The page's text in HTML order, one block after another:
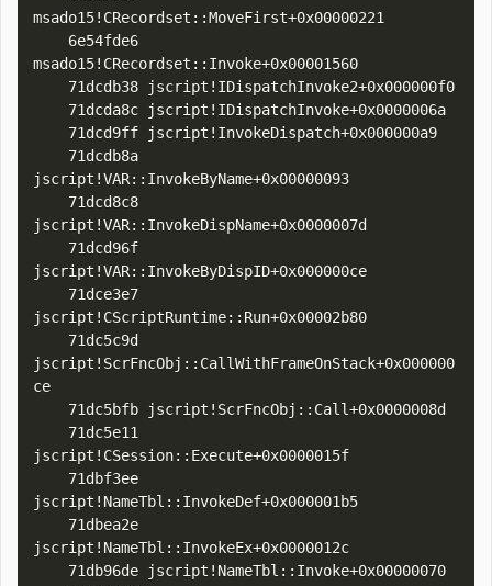
msado15!CRecordset::MoveFirst+0x00000221
msado15!CRecordset::Invoke+0x00001560
jscript!VAR::InvokeByName+0x00000093
jscript!VAR::InvokeDispName+0x0000007d
jscript!VAR::InvokeByDispID+0x000000ce
jscript!CScriptRuntime::Run+0x00002b80
jscript!ScrFncObj::CallWithFrameOnStack+0x000000
ce
jscript!CSession::Execute+0x0000015f
jscript!NameTbl::InvokeDef+0x000001b5
jscript!NameTbl::InvokeEx+0x0000012c